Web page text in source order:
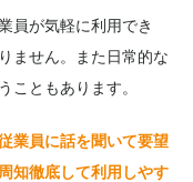
員が気軽に利用でき
ません。また日常的な
こともあります。
業員に話を聞いて要望
知徹底して利用しやす